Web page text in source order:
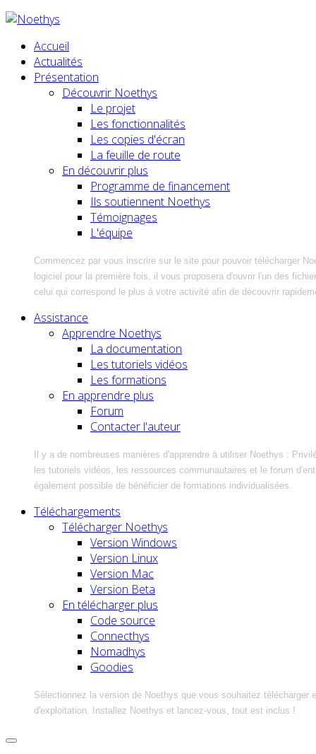
Accueil
Actualités
Présentation
Découvrir Noethys
Le projet
Les fonctionnalités
Les copies d'écran
La feuille de route
En découvrir plus
Programme de financement
Ils soutiennent Noethys
Témoignages
L'équipe
Commencez par vous inscrire sur le site pour pouvoir télécharger
logiciel pour la première fois, il vous proposera d'ouvrir l'un des
celui qui correspond le plus à votre activité afin de découvrir
Assistance
Apprendre Noethys
La documentation
Les tutoriels vidéos
Les formations
En apprendre plus
Forum
Contacter l'auteur
Il y a de nombreuses manières d'apprendre à utiliser Noethys :
les tutoriels vidéos, les ressources communautaires et le forum
également possible de bénéficier de formations individualisées.
Téléchargements
Télécharger Noethys
Version Windows
Version Linux
Version Mac
Version Beta
En télécharger plus
Code source
Connecthys
Nomadhys
Goodies
Sélectionnez la version de Noethys que vous souhaitez télécharger
d'exploitation. Installez Noethys et lancez-vous, tout est inclus !